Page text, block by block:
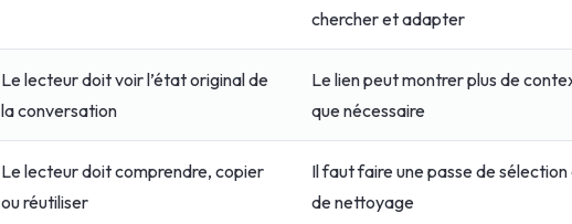
chercher et adapter
Le lecteur doit voir l’état original de
la conversation
Le lien peut montrer plus de
que nécessaire
Le lecteur doit comprendre, copier
ou réutiliser
Il faut faire une passe de
de nettoyage